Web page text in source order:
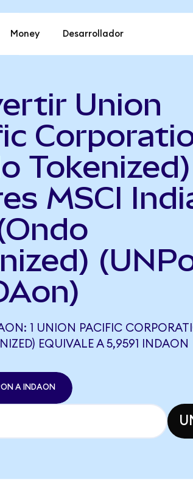
Money Desarrollador
Union
MSCI
1 UNION PACIFIC
EQUIVALE A 5,9591 INDAON
A INDAON